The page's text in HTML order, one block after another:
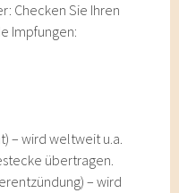
Checken Sie Ihren
Impfungen:
– wird weltweit u.a.
übertragen.
– wird